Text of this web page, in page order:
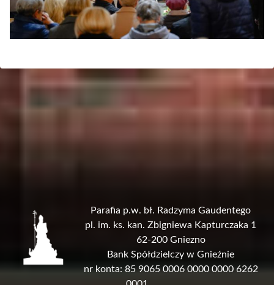
Parafia p.w. bł. Radzyma Gaudentego
pl. im. ks. kan. Zbigniewa Kapturczaka 1
62-200 Gniezno
Bank Spółdzielczy w Gnieźnie
nr konta: 85 9065 0006 0000 0000 6262